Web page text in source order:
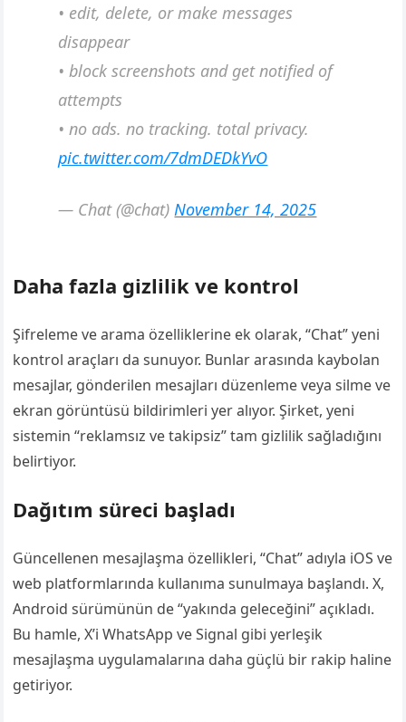
• edit, delete, or make messages
disappear
• block screenshots and get notified of
attempts
• no ads. no tracking. total privacy.
pic.twitter.com/7dmDEDkYvO
— Chat (@chat) November 14, 2025
Daha fazla gizlilik ve kontrol
Şifreleme ve arama özelliklerine ek olarak, “Chat” yeni
kontrol araçları da sunuyor. Bunlar arasında kaybolan
mesajlar, gönderilen mesajları düzenleme veya silme ve
ekran görüntüsü bildirimleri yer alıyor. Şirket, yeni
sistemin “reklamsız ve takipsiz” tam gizlilik sağladığını
belirtiyor.
Dağıtım süreci başladı
Güncellenen mesajlaşma özellikleri, “Chat” adıyla iOS ve
web platformlarında kullanıma sunulmaya başlandı. X,
Android sürümünün de “yakında geleceğini” açıkladı.
Bu hamle, X’i WhatsApp ve Signal gibi yerleşik
mesajlaşma uygulamalarına daha güçlü bir rakip haline
getiriyor.